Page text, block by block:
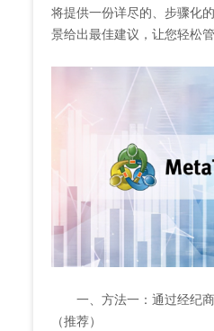
将提供一份详尽的、步骤化
景给出最佳建议，让您轻松
一、方法一：通过经纪商
（推荐）